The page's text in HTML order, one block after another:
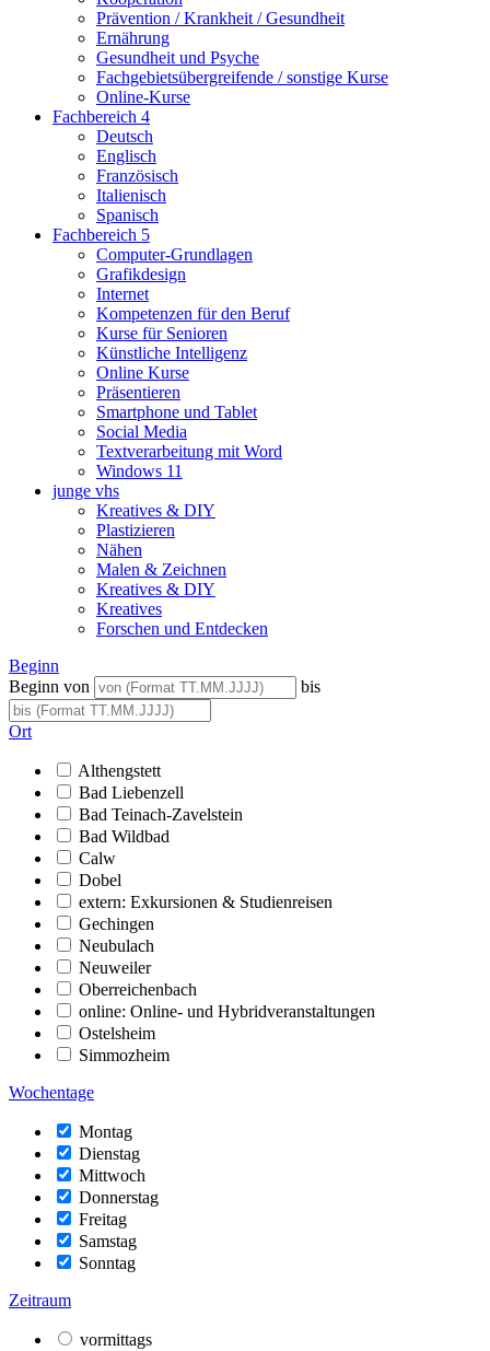
Prävention / Krankheit / Gesundheit
Ernährung
Gesundheit und Psyche
Fachgebietsübergreifende / sonstige Kurse
Online-Kurse
Fachbereich 4
Deutsch
Englisch
Französisch
Italienisch
Spanisch
Fachbereich 5
Computer-Grundlagen
Grafikdesign
Internet
Kompetenzen für den Beruf
Kurse für Senioren
Künstliche Intelligenz
Online Kurse
Präsentieren
Smartphone und Tablet
Social Media
Textverarbeitung mit Word
Windows 11
junge vhs
Kreatives & DIY
Plastizieren
Nähen
Malen & Zeichnen
Kreatives & DIY
Kreatives
Forschen und Entdecken
Beginn
Beginn von
bis
Ort
Althengstett
Bad Liebenzell
Bad Teinach-Zavelstein
Bad Wildbad
Calw
Dobel
extern: Exkursionen & Studienreisen
Gechingen
Neubulach
Neuweiler
Oberreichenbach
online: Online- und Hybridveranstaltungen
Ostelsheim
Simmozheim
Wochentage
Montag
Dienstag
Mittwoch
Donnerstag
Freitag
Samstag
Sonntag
Zeitraum
vormittags